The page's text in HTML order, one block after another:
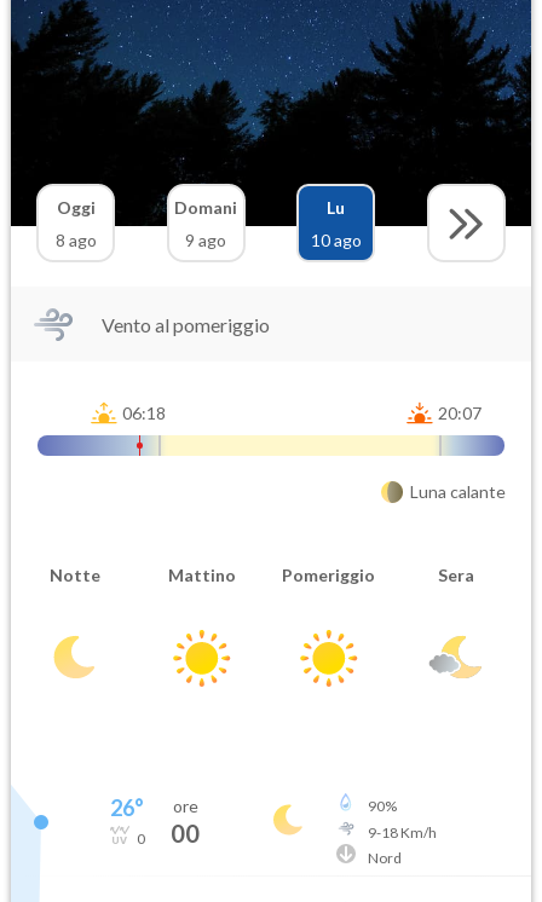
Oggi
8 ago
Domani
9 ago
Lu
10 ago
Vento al pomeriggio
06:18 20:07
Luna calante
Notte Mattino Pomeriggio Sera
26°
0
ore
00
90%
9-18Km/h
Nord